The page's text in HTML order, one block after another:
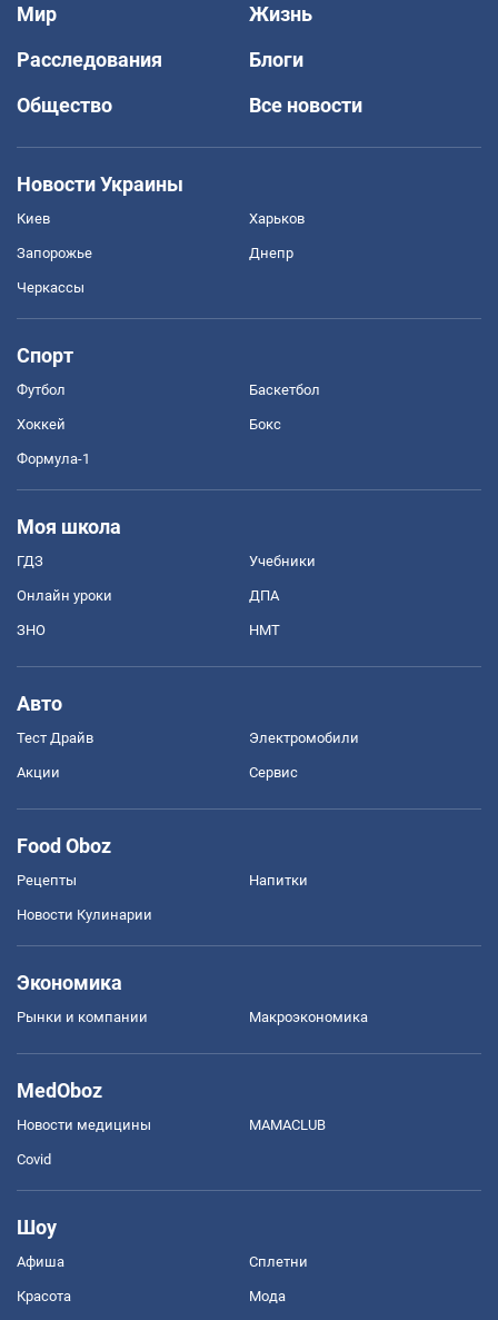
Мир
Жизнь
Расследования
Блоги
Общество
Все новости
Новости Украины
Киев Харьков
Запорожье Днепр
Черкассы
Спорт
Футбол Баскетбол
Хоккей Бокс
Формула-1
Моя школа
ГДЗ Учебники
Онлайн уроки ДПА
ЗНО НМТ
Авто
Тест Драйв Электромобили
Акции Сервис
Food Oboz
Рецепты Напитки
Новости Кулинарии
Экономика
Рынки и компании Mакроэкономика
MedOboz
Новости медицины MAMACLUB
Covid
Шоу
Афиша Сплетни
Красота Мода